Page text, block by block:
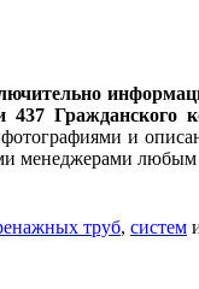
Гражданского
и
менеджерами
труб, систем